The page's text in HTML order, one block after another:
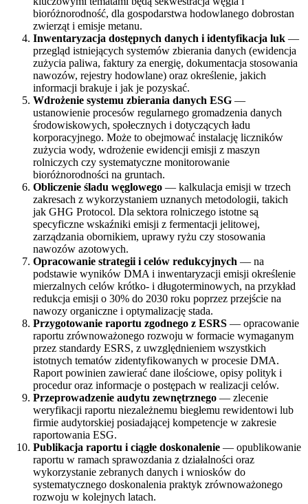
bioróżnorodność, dla gospodarstwa hodowlanego dobrostan
zwierząt i emisje metanu.
Inwentaryzacja dostępnych danych i identyfikacja luk —
przegląd istniejących systemów zbierania danych (ewidencja
zużycia paliwa, faktury za energię, dokumentacja stosowania
nawozów, rejestry hodowlane) oraz określenie, jakich
informacji brakuje i jak je pozyskać.
Wdrożenie systemu zbierania danych ESG —
ustanowienie procesów regularnego gromadzenia danych
środowiskowych, społecznych i dotyczących ładu
korporacyjnego. Może to obejmować instalację liczników
zużycia wody, wdrożenie ewidencji emisji z maszyn
rolniczych czy systematyczne monitorowanie
bioróżnorodności na gruntach.
Obliczenie śladu węglowego — kalkulacja emisji w trzech
zakresach z wykorzystaniem uznanych metodologii, takich
jak GHG Protocol. Dla sektora rolniczego istotne są
specyficzne wskaźniki emisji z fermentacji jelitowej,
zarządzania obornikiem, uprawy ryżu czy stosowania
nawozów azotowych.
Opracowanie strategii i celów redukcyjnych — na
podstawie wyników DMA i inwentaryzacji emisji określenie
mierzalnych celów krótko- i długoterminowych, na przykład
redukcja emisji o 30% do 2030 roku poprzez przejście na
nawozy organiczne i optymalizację stada.
Przygotowanie raportu zgodnego z ESRS — opracowanie
raportu zrównoważonego rozwoju w formacie wymaganym
przez standardy ESRS, z uwzględnieniem wszystkich
istotnych tematów zidentyfikowanych w procesie DMA.
Raport powinien zawierać dane ilościowe, opisy polityk i
procedur oraz informacje o postępach w realizacji celów.
Przeprowadzenie audytu zewnętrznego — zlecenie
weryfikacji raportu niezależnemu biegłemu rewidentowi lub
firmie audytorskiej posiadającej kompetencje w zakresie
raportowania ESG.
Publikacja raportu i ciągłe doskonalenie — opublikowanie
raportu w ramach sprawozdania z działalności oraz
wykorzystanie zebranych danych i wniosków do
systematycznego doskonalenia praktyk zrównoważonego
rozwoju w kolejnych latach.